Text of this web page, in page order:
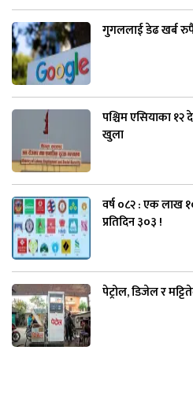
गुगललाई डेढ खर्ब
पश्चिम एसियाका १२
खुला
वर्ष ०८२ : एक लाख
प्रतिदिन ३०३ !
पेट्रोल, डिजेल र